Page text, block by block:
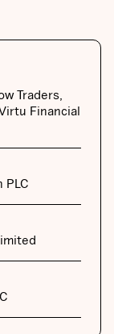
Traders,
Financial
PLC